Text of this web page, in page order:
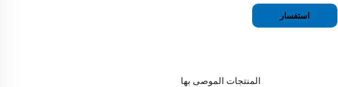
استفسار
المنتجات الموصى بها